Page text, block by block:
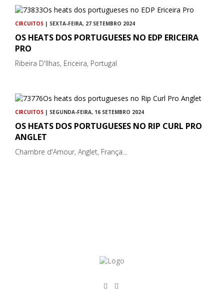
CIRCUITOS | SEXTA-FEIRA, 27 SETEMBRO 2024
OS HEATS DOS PORTUGUESES NO EDP ERICEIRA
PRO
Ribeira D'Ilhas, Ericeira, Portugal
CIRCUITOS | SEGUNDA-FEIRA, 16 SETEMBRO 2024
OS HEATS DOS PORTUGUESES NO RIP CURL PRO
ANGLET
Chambre d'Amour, Anglet, França...